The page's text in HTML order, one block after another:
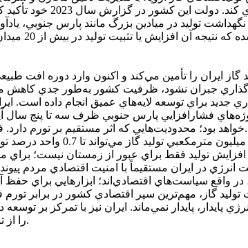
چالش اصلي در پارس جنوبي است ميداني که بيش از 70 درصد گاز ايران را
فشارافزايي پارس جنوبي ظرف سه تا پنج سال
خواهد بود؛ محدوديت‌هايي که اثر مستقيم بر تورم دارد. فشارافزايي ميدان در واقع يک پروژه ضدتورمي است، نه فقط يک پروژه فني.
پيش‌بيني مرکز پژوهش‌هاي
انرژي در ايران مستقيماً با امنيت اقتصادي مردم
توليد گاز، مهم‌ترين سپر اقتصادي کشور در برابر
پايدار نمي‌ماند. ايران نيز با تمرکز بر
را از تنش دور کند، بلکه بخش مهمي از التهاب‌هاي تورمي را نيز از ريشه مهار نمايد.